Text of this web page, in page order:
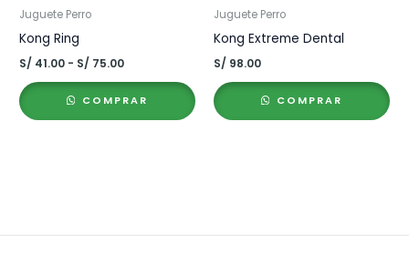
Juguete Perro
Kong Ring
S/ 41.00 - S/ 75.00Rango
desde
S/ 41.00
COMPRAR
Juguete Perro
Kong Extreme Dental
S/ 98.00
COMPRAR